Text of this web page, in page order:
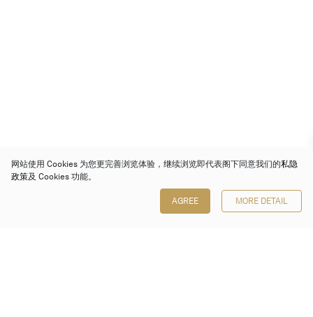
网站使用 Cookies 为您更完善浏览体验，继续浏览即代表阁下同意我们的私隐
政策及 Cookies 功能。
AGREE MORE DETAIL